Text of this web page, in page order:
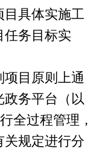
目具体实施工
任务目标实
目原则上通
务平台（以
全过程管理，
关规定进行分